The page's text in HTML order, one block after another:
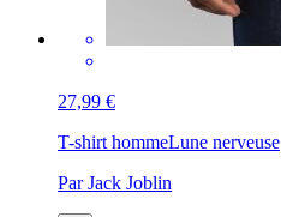
27,99 €
T-shirt hommeLune nerveuse
Par Jack Joblin